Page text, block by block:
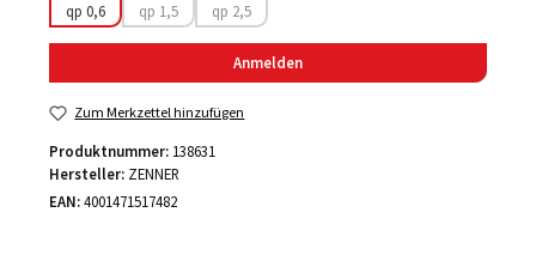
qp 0,6
qp 1,5
(Diese Option ist zurzeit nicht verfügbar.)
qp 2,5
(Diese Option ist zurzeit nicht verfügbar.)
Anmelden
Zum Merkzettel hinzufügen
Produktnummer: 138631
Hersteller: ZENNER
EAN:4001471517482